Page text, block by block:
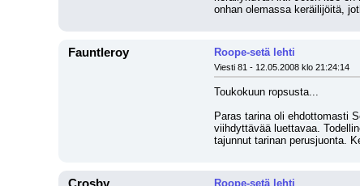
onhan olemassa keräilijöitä,
Fauntleroy Roope-setä lehti
Viesti 81 - 12.05.2008 klo 21:24:14
Toukokuun ropsusta...
Paras tarina oli ehdottomasti
viihdyttävää luettavaa.
tajunnut tarinan perusjuonta.
Roope-setä lehti